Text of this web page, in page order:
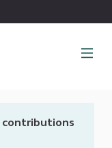
contributions